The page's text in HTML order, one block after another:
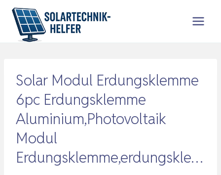
Zum
Inhalt
springen
Solar Modul Erdungsklemme
6pc Erdungsklemme
Aluminium,Photovoltaik
Modul
Erdungsklemme,erdungskle…